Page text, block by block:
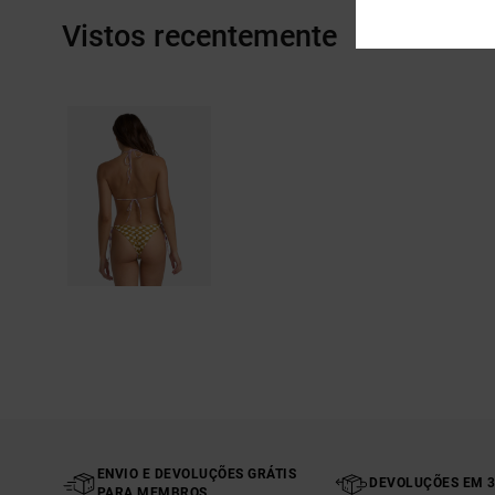
Vistos recentemente
ENVIO E DEVOLUÇÕES GRÁTIS
DEVOLUÇÕES EM